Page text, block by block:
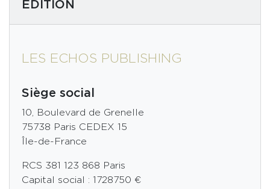
ÉDITION
LES ECHOS PUBLISHING
Siège social
10, Boulevard de Grenelle
75738 Paris CEDEX 15
Île-de-France
RCS 381 123 868 Paris
Capital social : 1728750 €